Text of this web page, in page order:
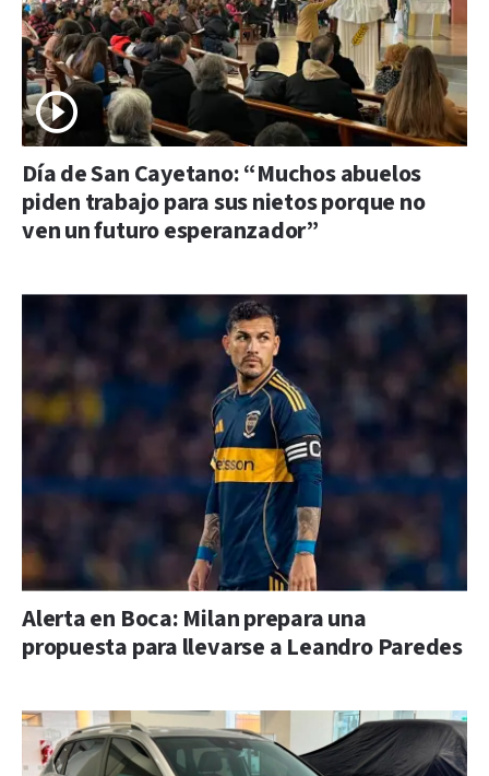
Día de San Cayetano: “Muchos abuelos
piden trabajo para sus nietos porque no
ven un futuro esperanzador”
Alerta en Boca: Milan prepara una
propuesta para llevarse a Leandro Paredes